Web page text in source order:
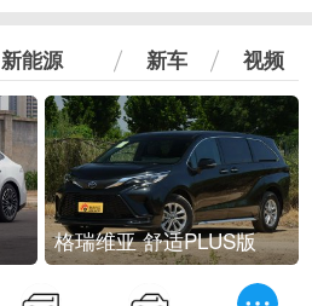
新能源 新车 视频
格瑞维亚 舒适PLUS版